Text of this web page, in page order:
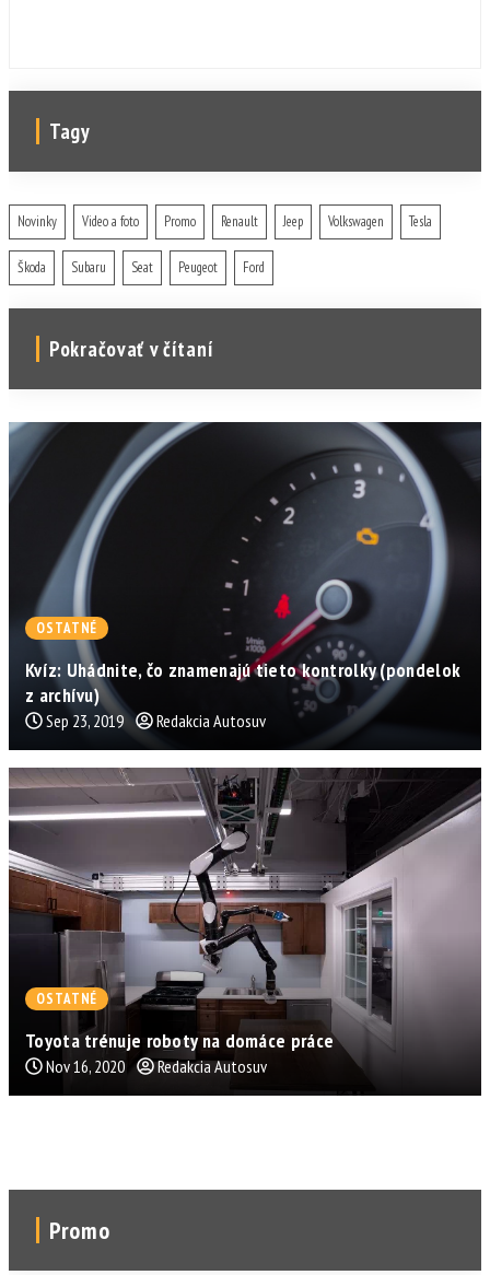
Tagy
Novinky Video a foto Promo Renault Jeep Volkswagen Tesla
Škoda Subaru Seat Peugeot Ford
Pokračovať v čítaní
OSTATNÉ
Kvíz: Uhádnite, čo znamenajú tieto kontrolky (pondelok
z archívu)
Sep 23, 2019 Redakcia Autosuv
OSTATNÉ
Toyota trénuje roboty na domáce práce
Nov 16, 2020 Redakcia Autosuv
Promo